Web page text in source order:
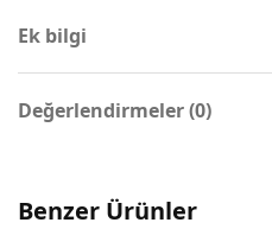
Ek bilgi
Değerlendirmeler (0)
Benzer Ürünler